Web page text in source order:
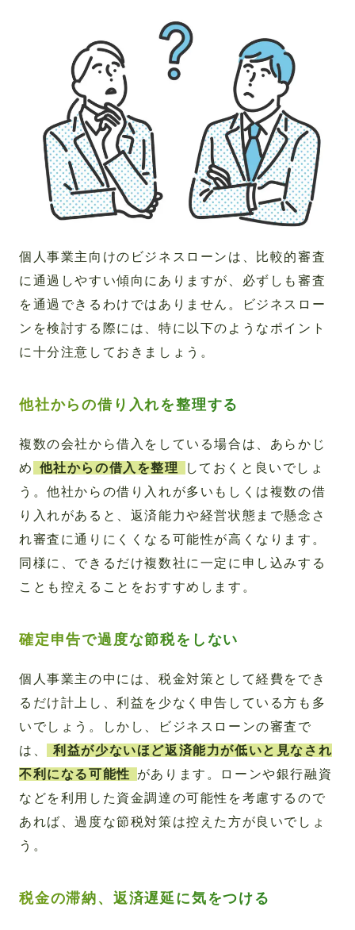
個人事業主向けのビジネスローンは、比較的審査
に通過しやすい傾向にありますが、必ずしも審査
を通過できるわけではありません。ビジネスロー
ンを検討する際には、特に以下のようなポイント
に十分注意しておきましょう。
他社からの借り入れを整理する
複数の会社から借入をしている場合は、あらかじ
め
他社からの借入を整理
しておくと良いでしょ
う。他社からの借り入れが多いもしくは複数の借
り入れがあると、返済能力や経営状態まで懸念さ
れ審査に通りにくくなる可能性が高くなります。
同様に、できるだけ複数社に一定に申し込みする
ことも控えることをおすすめします。
確定申告で過度な節税をしない
個人事業主の中には、税金対策として経費をでき
るだけ計上し、利益を少なく申告している方も多
いでしょう。しかし、ビジネスローンの審査で
は、
利益が少ないほど返済能力が低いと見なされ
不利になる可能性
があります。ローンや銀行融資
などを利用した資金調達の可能性を考慮するので
あれば、過度な節税対策は控えた方が良いでしょ
う。
税金の滞納、返済遅延に気をつける